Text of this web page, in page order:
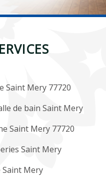
Saint Mery 77720
de bain Saint Mery
Saint Mery 77720
Saint Mery
Mery